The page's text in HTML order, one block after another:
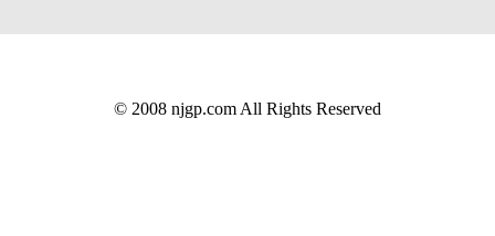
© 2008 njgp.com All Rights Reserved